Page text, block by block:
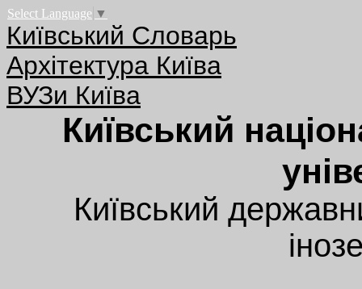
Select Language ▼
Київський Словарь
Архітектура Київа
ВУЗи Київа
Київський
Київський